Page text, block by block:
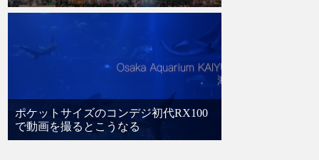
ポケットサイズのコンデジ初代RX100
で動画を撮るとこうなる